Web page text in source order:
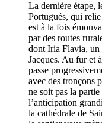
La dernière étape,
Portugués, qui
est à la fois
par des routes
dont Iria Flavia, un
Jacques. Au fur et
passe
avec des tronçons
ne soit pas la
l’anticipation
la cathédrale de